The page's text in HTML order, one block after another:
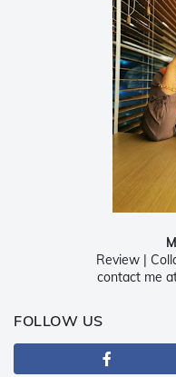
Review |
contact me
FOLLOW US